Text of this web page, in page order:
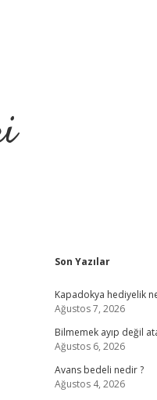
Sidebar
Son Yazılar
Kapadokya hediyelik ne
Ağustos 7, 2026
Bilmemek ayıp değil
Ağustos 6, 2026
Avans bedeli nedir ?
Ağustos 4, 2026